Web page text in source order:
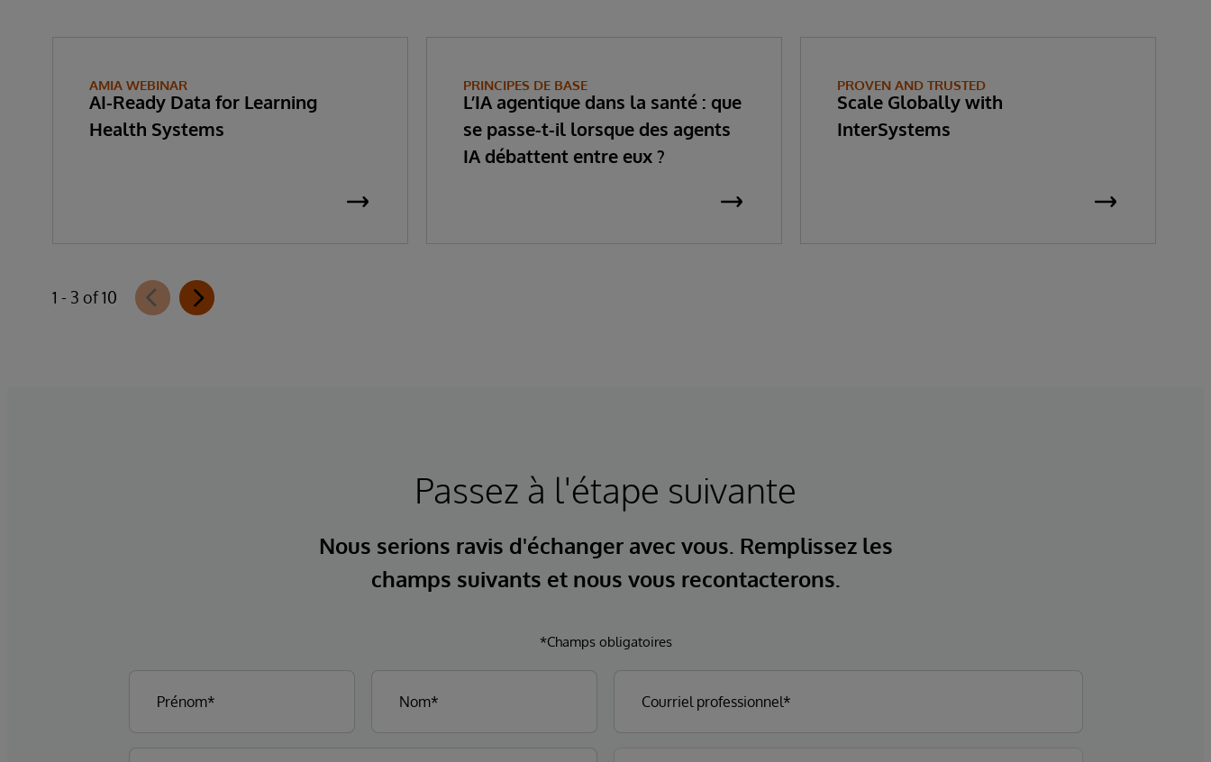
AMIA WEBINAR
AI-Ready Data for Learning
Health Systems
PRINCIPES DE BASE
L’IA agentique dans la santé : que
se passe-t-il lorsque des agents
IA débattent entre eux ?
PROVEN AND TRUSTED
Scale Globally with
InterSystems
1 - 3 of 10
Passez à l'étape suivante
Nous serions ravis d'échanger avec vous. Remplissez les
champs suivants et nous vous recontacterons.
*Champs obligatoires